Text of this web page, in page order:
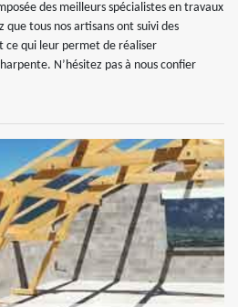
des meilleurs spécialistes en travaux
que tous nos artisans ont suivi des
ce qui leur permet de réaliser
N’hésitez pas à nous confier